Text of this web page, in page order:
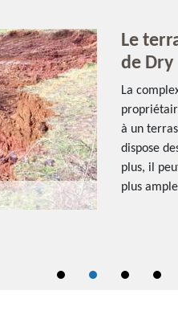
Le
de Dry
La
à un
dispose
plus, il
plus